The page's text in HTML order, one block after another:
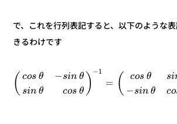
で、これを行列表記すると、以下のような
きるわけです
( cos θ
sin θ
−sin θ
cos θ ) −1
= ( cos θ
−sin θ
si
co